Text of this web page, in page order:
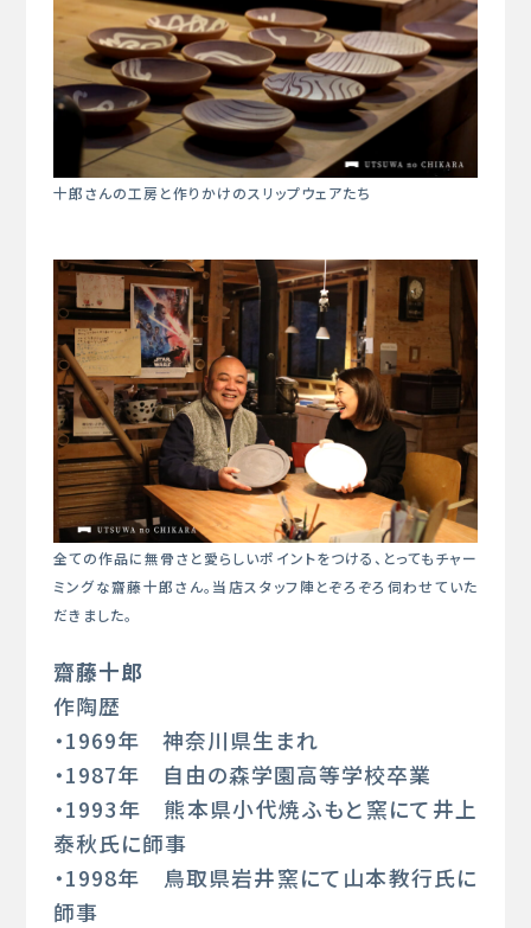
十郎さんの工房と作りかけのスリップウェアたち
全ての作品に無骨さと愛らしいポイントをつける、とってもチャー
ミングな齋藤十郎さん。当店スタッフ陣とぞろぞろ伺わせていた
だきました。
齋藤十郎
作陶歴
・1969年 神奈川県生まれ
・1987年 自由の森学園高等学校卒業
・1993年 熊本県小代焼ふもと窯にて井上
泰秋氏に師事
・1998年 鳥取県岩井窯にて山本教行氏に
師事